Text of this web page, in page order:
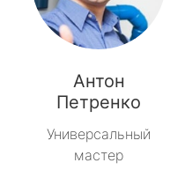
Антон
Петренко
Универсальный
мастер